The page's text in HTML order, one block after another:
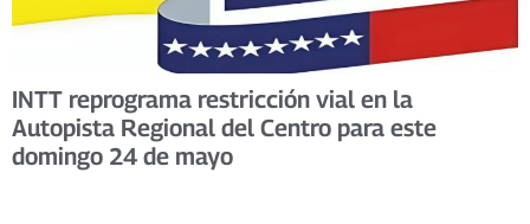
INTT reprograma restricción vial en la
Autopista Regional del Centro para este
domingo 24 de mayo